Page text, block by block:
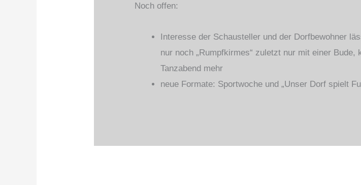
Noch offen:
Interesse der Schausteller und der Dorfbewohner
nur noch „Rumpfkirmes“ zuletzt nur mit einer Bude,
Tanzabend mehr
neue Formate: Sportwoche und „Unser Dorf spielt